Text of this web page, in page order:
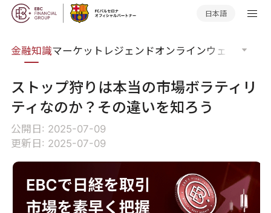
日本語
金融知識マーケットレジェンドオンラインウェビナー
ストップ狩りは本当の市場ボラティリ
ティなのか？その違いを知ろう
公開日: 2025-07-09
更新日: 2025-07-09